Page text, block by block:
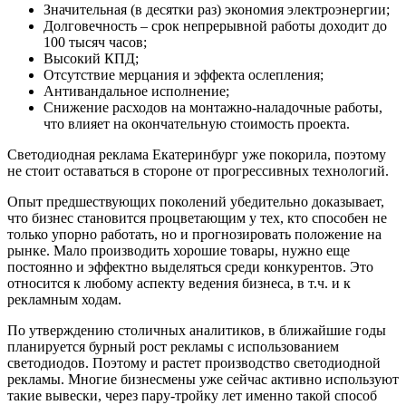
Значительная (в десятки раз) экономия электроэнергии;
Долговечность – срок непрерывной работы доходит до
100 тысяч часов;
Высокий КПД;
Отсутствие мерцания и эффекта ослепления;
Антивандальное исполнение;
Снижение расходов на монтажно-наладочные работы,
что влияет на окончательную стоимость проекта.
Светодиодная реклама Екатеринбург уже покорила, поэтому
не стоит оставаться в стороне от прогрессивных технологий.
Опыт предшествующих поколений убедительно доказывает,
что бизнес становится процветающим у тех, кто способен не
только упорно работать, но и прогнозировать положение на
рынке. Мало производить хорошие товары, нужно еще
постоянно и эффектно выделяться среди конкурентов. Это
относится к любому аспекту ведения бизнеса, в т.ч. и к
рекламным ходам.
По утверждению столичных аналитиков, в ближайшие годы
планируется бурный рост рекламы с использованием
светодиодов. Поэтому и растет производство светодиодной
рекламы. Многие бизнесмены уже сейчас активно используют
такие вывески, через пару-тройку лет именно такой способ